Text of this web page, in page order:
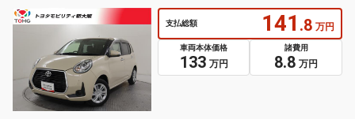
支払総額 141 .8 万円
車両本体価格
133 万円
諸費用
8.8 万円